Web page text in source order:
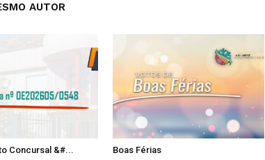
AUTOR
Concursal &#... Boas Férias